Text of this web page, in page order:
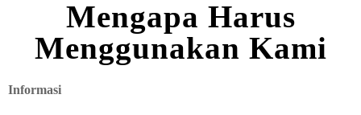
Mengapa Harus
Menggunakan Kami
Informasi